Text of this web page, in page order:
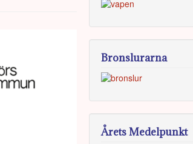
Bronslurarna
Årets Medelpunkt